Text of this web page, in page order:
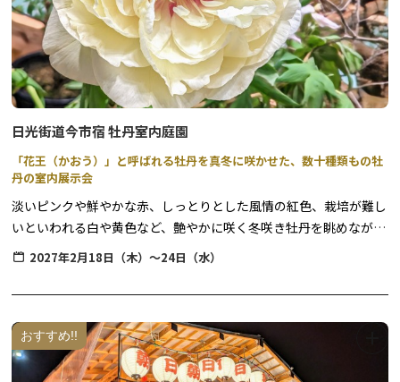
・出店者
Nikko Brewing
THE KICHI
東武興業（光徳牧場）
金谷ホテル
日光交通
旭屋
大金商店
森のうた
日光街道今市宿 牡丹室内庭園
「花王（かおう）」と呼ばれる牡丹を真冬に咲かせた、数十種類もの牡
丹の室内展示会
淡いピンクや鮮やかな赤、しっとりとした風情の紅色、栽培が難し
いといわれる白や黄色など、艶やかに咲く冬咲き牡丹を眺めなが
ら、一足早い春を楽しみませんか？
牡丹は昔から、数ある花の中でもその見事な大輪の咲き様から「花
用いられています。
本来5月期に咲く牡丹を特殊栽培で咲かせ、冬季に鑑賞いただける
花の祭典を開催します。
2027年2月18日（木）～24日（水）
おすすめ!!